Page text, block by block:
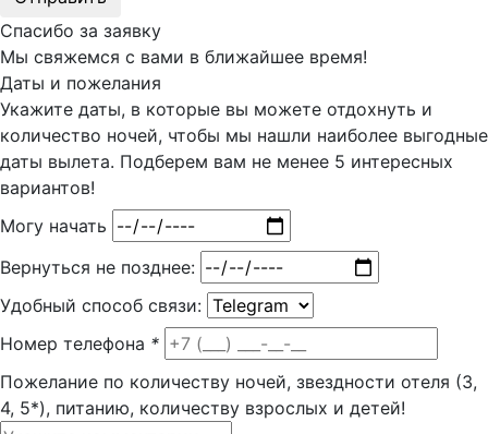
Спасибо за заявку
Мы свяжемся с вами в ближайшее время!
Даты и пожелания
Укажите даты, в которые вы можете отдохнуть и
количество ночей, чтобы мы нашли наиболее выгодные
даты вылета. Подберем вам не менее 5 интересных
вариантов!
Могу начать
Вернуться не позднее:
Удобный способ связи:
Номер телефона *
Пожелание по количеству ночей, звездности отеля (3,
4, 5*), питанию, количеству взрослых и детей!